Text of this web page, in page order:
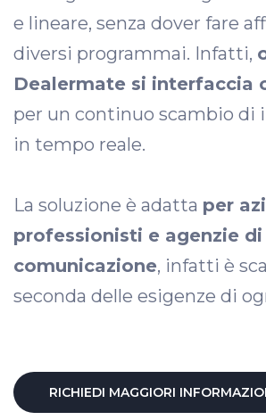
e lineare, senza dover fare
diversi programmai. Infatti,
Dealermate si interfaccia
per un continuo scambio di
in tempo reale.
La soluzione è adatta per
professionisti e agenzie di
comunicazione, infatti è
seconda delle esigenze di
RICHIEDI MAGGIORI